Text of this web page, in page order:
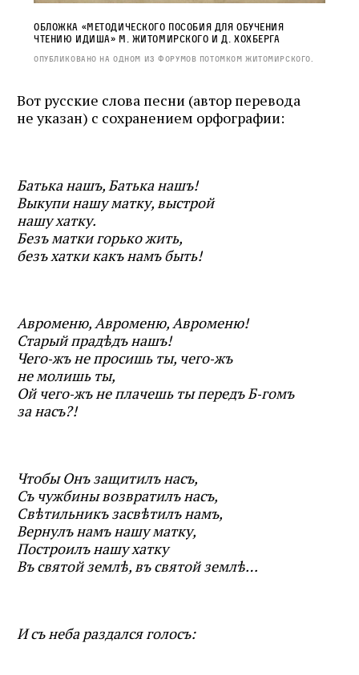
Обложка «Методического пособия для обучения
чтению идиша» М. Житомирского и Д. Хохберга
Опубликовано на одном из форумов потомком Житомирского.
Вот русские слова песни (автор перевода
не указан) с сохранением орфографии:
Батька нашъ, Батька нашъ!
Выкупи нашу матку, выстрой
нашу хатку.
Безъ матки горько жить,
безъ хатки какъ намъ быть!
Авроменю, Авроменю, Авроменю!
Старый прадѣдъ нашъ!
Чего‑жъ не просишь ты, чего‑жъ
не молишь ты,
Ой чего‑жъ не плачешь ты передъ Б‑гомъ
за насъ?!
Чтобы Онъ защитилъ насъ,
Съ чужбины возвратилъ насъ,
Свѣтильникъ засвѣтилъ намъ,
Вернулъ намъ нашу матку,
Построилъ нашу хатку
Въ святой землѣ, въ святой землѣ…
И съ неба раздался голосъ: